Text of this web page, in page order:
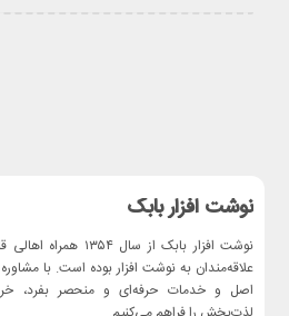
نوشت افزار بابک
نوشت افزار بابک از سال
علاقه‌مندان به نوشت افزار بوده است. با
اصل و خدمات حرفه‌ای و منحصر بفرد،